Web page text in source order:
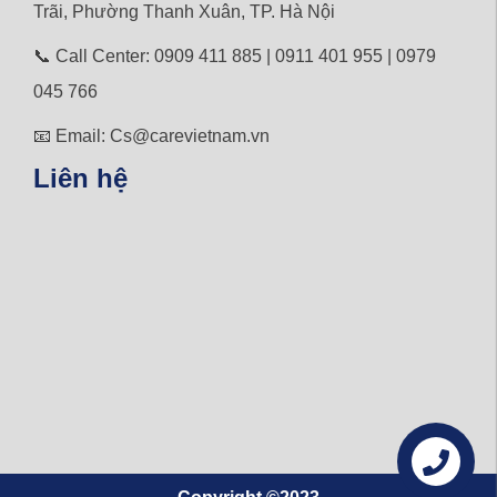
Trãi, Phường Thanh Xuân, TP. Hà Nội
📞 Call Center: 0909 411 885 | 0911 401 955 | 0979
045 766
📧 Email: Cs@carevietnam.vn
Liên hệ